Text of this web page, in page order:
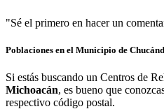
"Sé el primero en hacer un
Poblaciones en el Municipio de
Si estás buscando un Centros de
Michoacán, es bueno que
respectivo código postal.